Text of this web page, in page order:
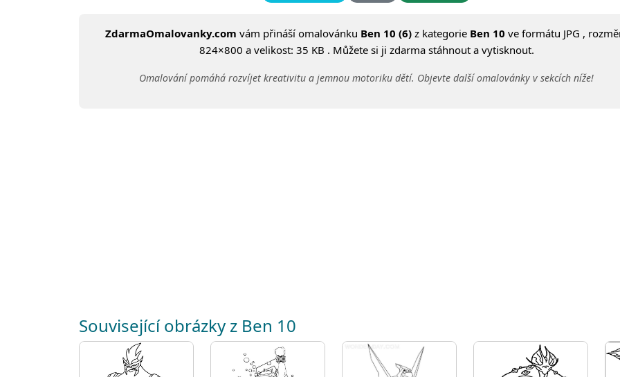
ZdarmaOmalovanky.com vám přináší omalovánku Ben 10 (6)z kategorie Ben 10 ve formátu JPG ,
824×800 a velikost: 35 KB . Můžete si ji zdarma stáhnout a vytisknout.
Omalování pomáhá rozvíjet kreativitu a jemnou motoriku dětí. Objevte další omalovánky v sekcích níže!
Související obrázky z Ben 10